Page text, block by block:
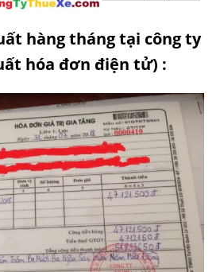
hàng tháng tại công ty
hóa đơn điện tử) :